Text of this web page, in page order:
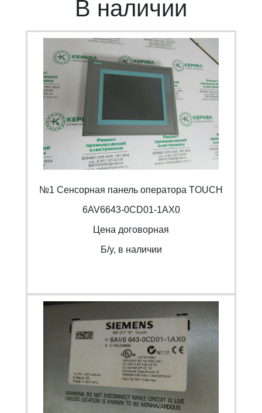
В наличии
№1 Сенсорная панель оператора TOUCH
6AV6643-0CD01-1AX0
Цена договорная
Б/y, в наличии